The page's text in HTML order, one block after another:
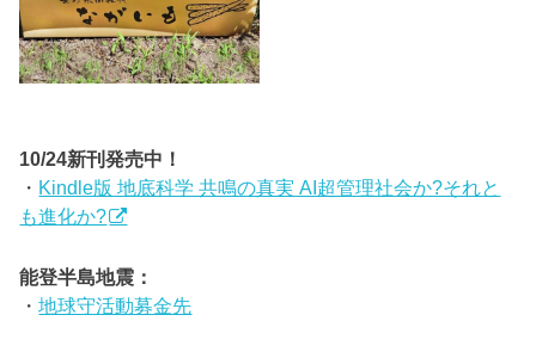
10/24新刊発売中！
・ Kindle版 地底科学 共鳴の真実 AI超管理社会か?それと
も進化か?
能登半島地震：
・地球守活動募金先